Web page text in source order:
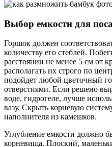
Выбор емкости для
Горшок должен
количеству его стеблей.
расстоянии не менее 5 см от
располагать их строго по
подойдет любой цветочный
отверстиями. Если решено
воде, гидрогеле, лучше
вазу. Скрыть корневую
наполнителя из камешков.
Углубление емкости должно
корневища. Плоский,